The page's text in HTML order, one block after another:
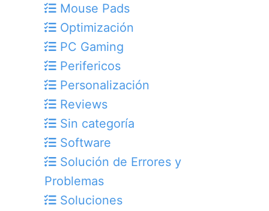
Mouse Pads
Optimización
PC Gaming
Perifericos
Personalización
Reviews
Sin categoría
Software
Solución de Errores y
Problemas
Soluciones